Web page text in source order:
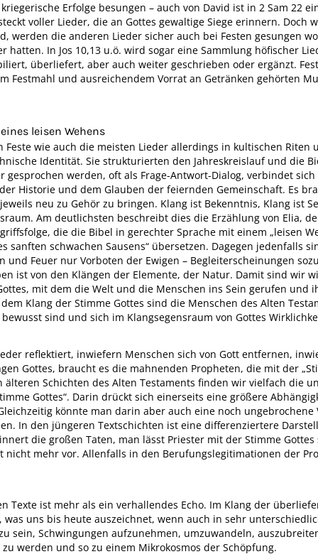
Erfolge besungen – auch von David ist in 2 Sam 22
voller Lieder, die an Gottes gewaltige Siege erinnern. Doch
werden die anderen Lieder sicher auch bei Festen gesungen
hatten. In Jos 10,13 u.ö. wird sogar eine Sammlung höfischer
überliefert, aber auch weiter geschrieben oder ergänzt.
Festmahl und ausreichendem Vorrat an Getränken gehörten
leisen Wehens
wie auch die meisten Lieder allerdings in kultischen Riten
Identität. Sie strukturierten den Jahreskreislauf und die
gesprochen werden, oft als Frage-Antwort-Dialog, verbindet
Historie und dem Glauben der feiernden Gemeinschaft. Es
neu zu Gehör zu bringen. Klang ist Bekenntnis, Klang ist
Am deutlichsten beschreibt dies die Erzählung von Elia,
die die Bibel in gerechter Sprache mit einem „leisen
sanften schwachen Sausens“ übersetzen. Dagegen jedenfalls
und Feuer nur Vorboten der Ewigen – Begleiterscheinungen
ist von den Klängen der Elemente, der Natur. Damit sind wir
mit dem die Welt und die Menschen ins Sein gerufen und
Klang der Stimme Gottes sind die Menschen des Alten
sind und sich im Klangsegensraum von Gottes
reflektiert, inwiefern Menschen sich von Gott entfernen,
Gottes, braucht es die mahnenden Propheten, die mit der
älteren Schichten des Alten Testaments finden wir vielfach die
Gottes“. Darin drückt sich einerseits eine größere
könnte man darin aber auch eine noch
In den jüngeren Textschichten ist eine differenziertere
die großen Taten, man lässt Priester mit der Stimme
nicht mehr vor. Allenfalls in den Berufungslegitimationen der
Texte ist mehr als ein verhallendes Echo. Im Klang der
uns bis heute auszeichnet, wenn auch in sehr
sein, Schwingungen aufzunehmen, umzuwandeln,
werden und so zu einem Mikrokosmos der Schöpfung.